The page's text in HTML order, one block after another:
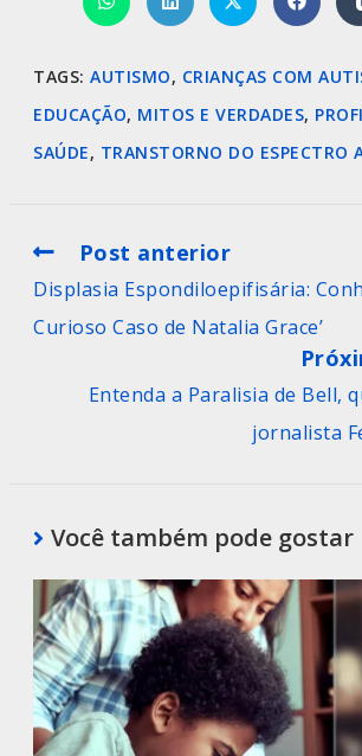
TAGS: AUTISMO, CRIANÇAS COM
EDUCAÇÃO, MITOS E VERDADES,
SAÚDE, TRANSTORNO DO ESPECTRO
Post anterior
Displasia Espondiloepifisária:
Curioso Caso de Natalia Grace’
Entenda a Paralisia de Bell,
jornalista
Você também pode gostar